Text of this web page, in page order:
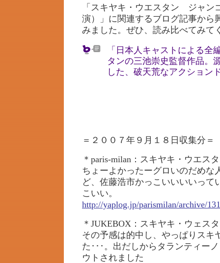
「スキヤキ・ウエスタン ジャン
演）」に関連するブログ記事から
みました。ぜひ、読み比べてみて
「日本人キャストによる全
タンの三池崇史監督作品。
した、破天荒なアクション
＝２００７年９月１８日収集分＝
＊paris-milan：スキヤキ・ウエス
ちょーよかったーグロいのだめな
ど、佐藤浩市かっこいいいいって
こいい。
http://yaplog.jp/parismilan/archive/131
＊JUKEBOX：スキヤキ・ウェス
その予感は的中し、やっぱりスキ
た･･･。出だしからタランティー
ウトされました